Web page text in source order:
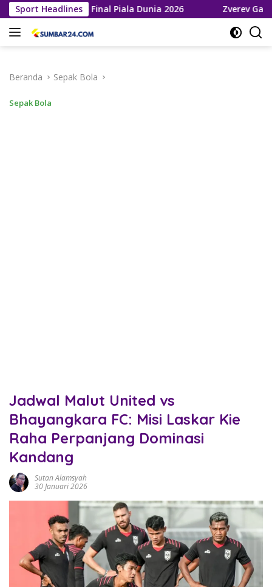
Langsung
ke
konten
Sport Headlines
ke Final Piala Dunia 2026 Zverev Gagal Juara di
Beranda Sepak Bola
Sepak Bola
Jadwal Malut United vs
Bhayangkara FC: Misi Laskar Kie
Raha Perpanjang Dominasi
Kandang
Sutan Alamsyah
30 Januari 2026